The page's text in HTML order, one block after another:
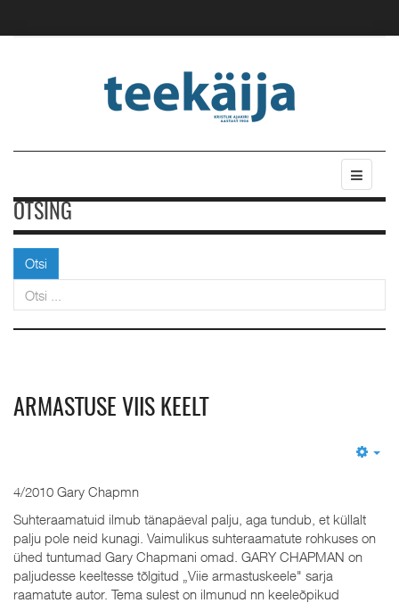
OTSING
Otsi
ARMASTUSE VIIS KEELT
4/2010 Gary Chapmn
Suhteraamatuid ilmub tänapäeval palju, aga tundub, et küllalt
palju pole neid kunagi. Vaimulikus suhteraamatute rohkuses on
ühed tuntumad Gary Chapmani omad. GARY CHAPMAN on
paljudesse keeltesse tõlgitud „Viie armastuskeele" sarja
raamatute autor. Tema sulest on ilmunud nn keeleõpikud